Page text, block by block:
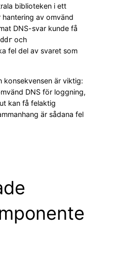
biblioteken i ett
hantering av omvänd
DNS-svar kunde få
och
fel del av svaret som
konsekvensen är viktig:
DNS för loggning,
kan få felaktig
är sådana fel